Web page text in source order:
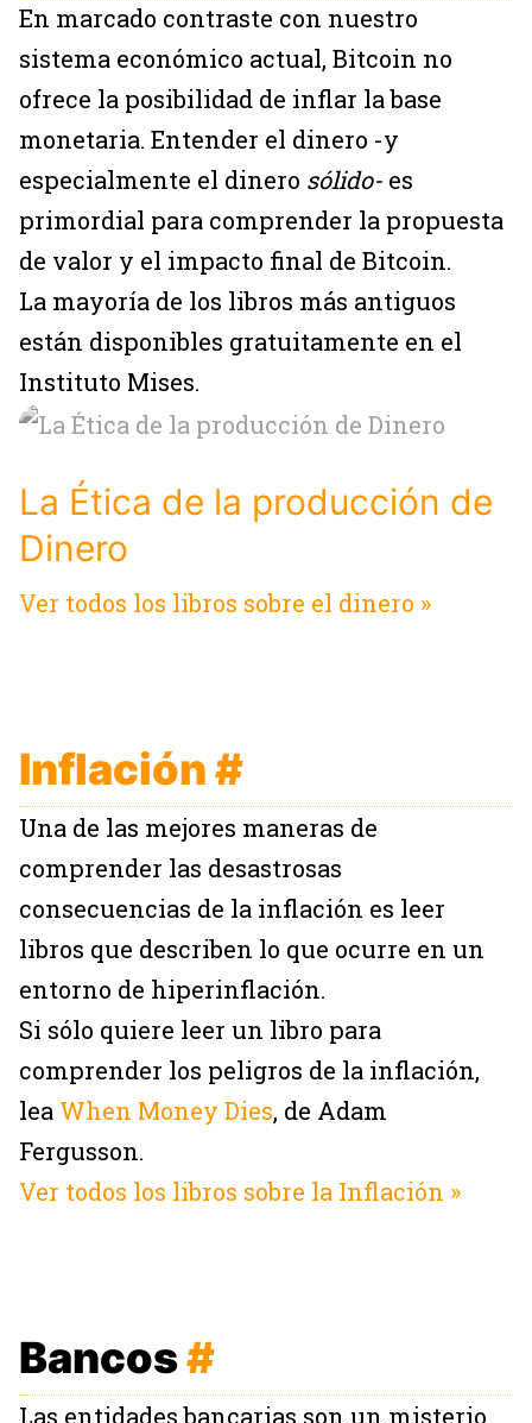
En marcado contraste con nuestro
sistema económico actual, Bitcoin no
ofrece la posibilidad de inflar la base
monetaria. Entender el dinero -y
especialmente el dinero sólido- es
primordial para comprender la propuesta
de valor y el impacto final de Bitcoin.
La mayoría de los libros más antiguos
están disponibles gratuitamente en el
Instituto Mises.
La Ética de la producción de
Dinero
Ver todos los libros sobre el dinero »
Inflación#
Una de las mejores maneras de
comprender las desastrosas
consecuencias de la inflación es leer
libros que describen lo que ocurre en un
entorno de hiperinflación.
Si sólo quiere leer un libro para
comprender los peligros de la inflación,
lea When Money Dies, de Adam
Fergusson.
Ver todos los libros sobre la Inflación »
Bancos#
Las entidades bancarias son un misterio